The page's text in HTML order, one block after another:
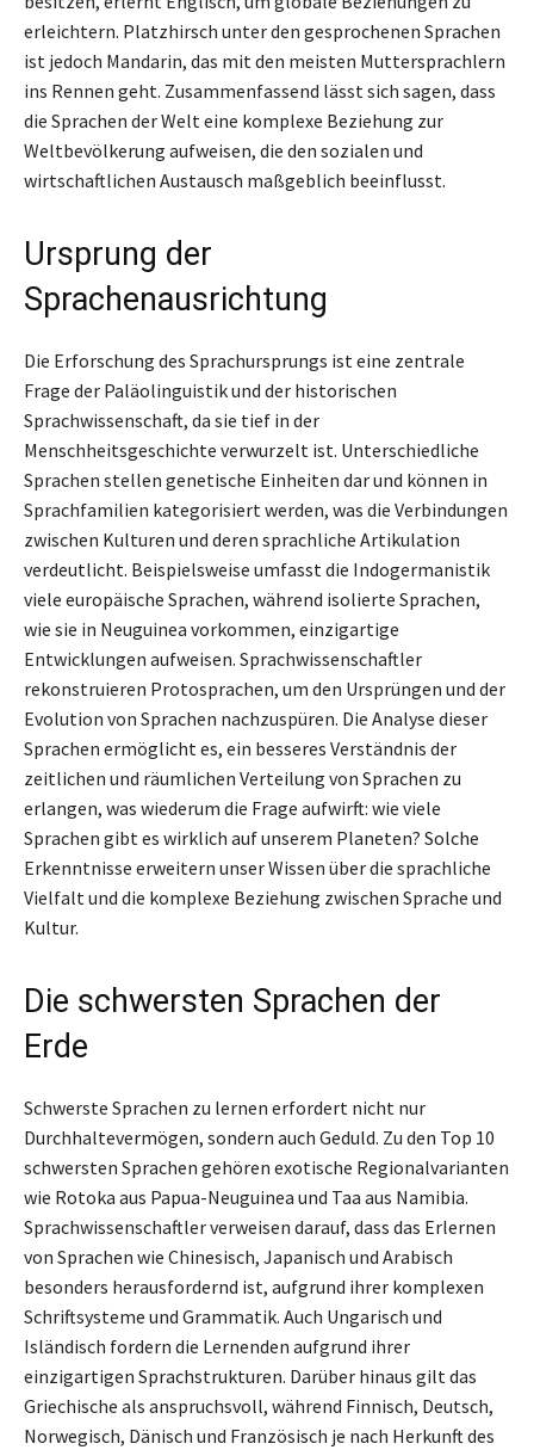
erleichtern. Platzhirsch unter den gesprochenen Sprachen
ist jedoch Mandarin, das mit den meisten Muttersprachlern
ins Rennen geht. Zusammenfassend lässt sich sagen, dass
die Sprachen der Welt eine komplexe Beziehung zur
Weltbevölkerung aufweisen, die den sozialen und
wirtschaftlichen Austausch maßgeblich beeinflusst.
Ursprung der
Sprachenausrichtung
Die Erforschung des Sprachursprungs ist eine zentrale
Frage der Paläolinguistik und der historischen
Sprachwissenschaft, da sie tief in der
Menschheitsgeschichte verwurzelt ist. Unterschiedliche
Sprachen stellen genetische Einheiten dar und können in
Sprachfamilien kategorisiert werden, was die Verbindungen
zwischen Kulturen und deren sprachliche Artikulation
verdeutlicht. Beispielsweise umfasst die Indogermanistik
viele europäische Sprachen, während isolierte Sprachen,
wie sie in Neuguinea vorkommen, einzigartige
Entwicklungen aufweisen. Sprachwissenschaftler
rekonstruieren Protosprachen, um den Ursprüngen und der
Evolution von Sprachen nachzuspüren. Die Analyse dieser
Sprachen ermöglicht es, ein besseres Verständnis der
zeitlichen und räumlichen Verteilung von Sprachen zu
erlangen, was wiederum die Frage aufwirft: wie viele
Sprachen gibt es wirklich auf unserem Planeten? Solche
Erkenntnisse erweitern unser Wissen über die sprachliche
Vielfalt und die komplexe Beziehung zwischen Sprache und
Kultur.
Die schwersten Sprachen der
Erde
Schwerste Sprachen zu lernen erfordert nicht nur
Durchhaltevermögen, sondern auch Geduld. Zu den Top 10
schwersten Sprachen gehören exotische Regionalvarianten
wie Rotoka aus Papua-Neuguinea und Taa aus Namibia.
Sprachwissenschaftler verweisen darauf, dass das Erlernen
von Sprachen wie Chinesisch, Japanisch und Arabisch
besonders herausfordernd ist, aufgrund ihrer komplexen
Schriftsysteme und Grammatik. Auch Ungarisch und
Isländisch fordern die Lernenden aufgrund ihrer
einzigartigen Sprachstrukturen. Darüber hinaus gilt das
Griechische als anspruchsvoll, während Finnisch, Deutsch,
Norwegisch, Dänisch und Französisch je nach Herkunft des